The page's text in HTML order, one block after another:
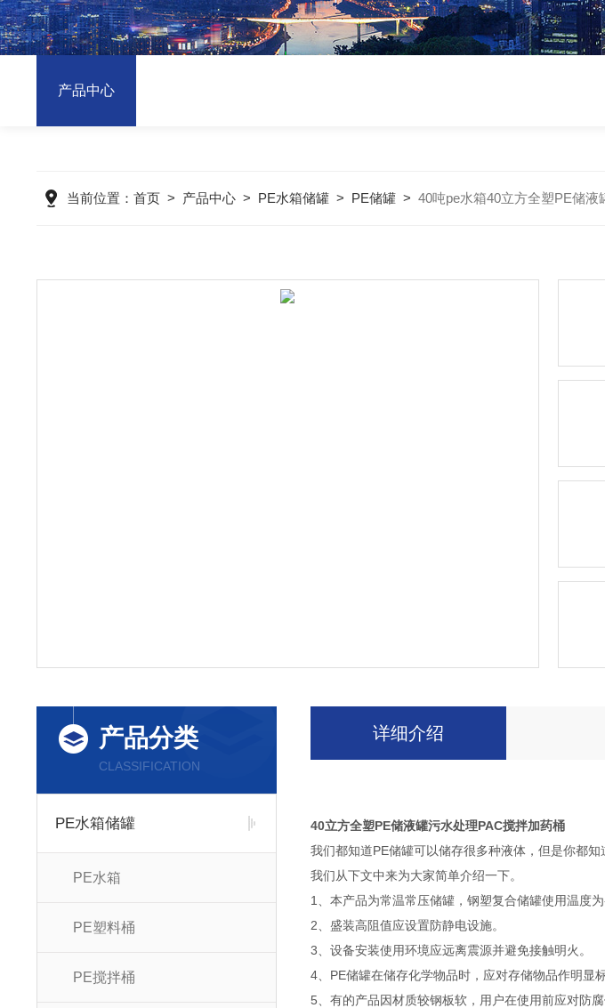
产品中心
当前位置： 首页> 产品中心> PE水箱储罐> PE储罐> 40吨pe水箱40立方全塑PE储液
产品分类
CLASSIFICATION
PE水箱储罐
PE水箱
PE塑料桶
PE搅拌桶
详细介绍
40立方全塑PE储液罐污水处理PAC搅拌加药桶
我们都知道PE储罐可以储存很多种液体，但是你都
我们从下文中来为大家简单介绍一下。
1、本产品为常温常压储罐，钢塑复合储罐使用温
2、盛装高阻值应设置防静电设施。
3、设备安装使用环境应远离震源并避免接触明火。
4、PE储罐在储存化学物品时，应对存储物品作明显
5、有的产品因材质较钢板软，用户在使用前应对防